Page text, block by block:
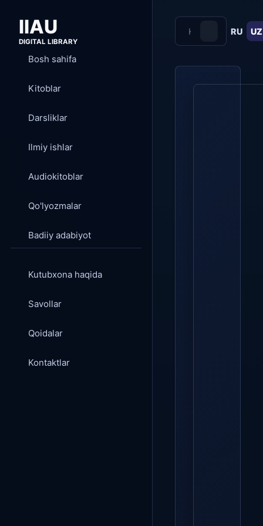
IIAU
DIGITAL LIBRARY
Bosh sahifa
Kitoblar
Darsliklar
Ilmiy ishlar
Audiokitoblar
Qo'lyozmalar
Badiiy adabiyot
Kutubxona haqida
Savollar
Qoidalar
Kontaktlar
RU UZ